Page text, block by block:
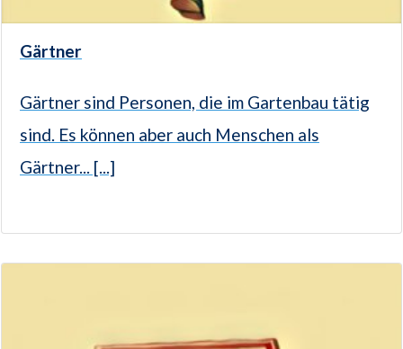
Gärtner
Gärtner sind Personen, die im Gartenbau tätig
sind. Es können aber auch Menschen als
Gärtner... [...]